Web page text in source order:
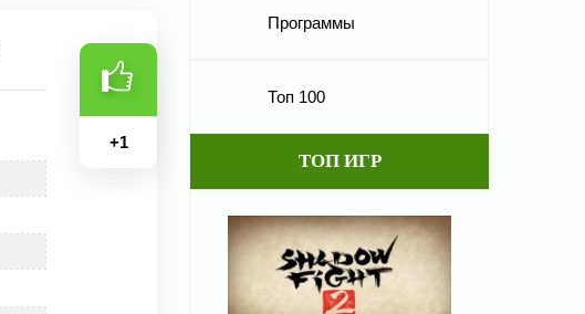
+1
Программы
Топ 100
ТОП ИГР